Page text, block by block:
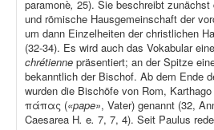
paramonè, 25). Sie beschreibt
und römische Hausgemeinschaft der
um dann Einzelheiten der christlichen
(32-34). Es wird auch das Vokabular
chrétienne präsentiert; an der Spitze
bekanntlich der Bischof. Ab dem Ende
wurden die Bischöfe von Rom,
πάπας («pape», Vater) genannt (32,
Caesarea H. e. 7, 7, 4). Seit Paulus